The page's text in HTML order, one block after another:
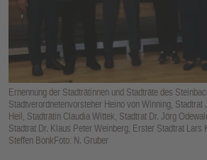
Ernennung der Stadträtinnen und Stadträte des
Stadtverordnetenvorsteher Heino von Winning, Stadtrat
Heil, Stadträtin Claudia Wittek, Stadtrat Dr. Jörg
Stadtrat Dr. Klaus Peter Weinberg, Erster Stadtrat Lars
Steffen BonkFoto: N. Gruber
N